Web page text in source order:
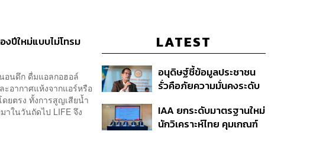
ปีใหม่แบบไม่โทรม
อนดึก ดื่มแอลกอฮอล์
อากาศแห้งจากแอร์หรือ
ยตรง ทั้งการสูญเสียน้ำ
าในวันถัดไป LIFE จึง
LATEST
อนุดิษฐ์ชี้ข้อมูลประชาชน
รั่วคือภัยความมั่นคงระดับ
โหว่ คุ้มครองผู้แจ้งเบาะแส
รื้อระบบใช้งบไซเบอร์
IAA ยกระดับมาตรฐานใหม่
นักวิเคราะห์ไทย คุมเกณฑ์